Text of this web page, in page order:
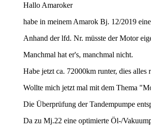
Hallo Amaroker
habe in meinem Amarok Bj. 12/2019
Anhand der lfd. Nr. müsste der Motor
Manchmal hat er's, manchmal nicht.
Habe jetzt ca. 72000km runter, dies alles
Wollte mich jetzt mal mit dem Thema
Die Überprüfung der Tandempumpe
Da zu Mj.22 eine optimierte Öl-/